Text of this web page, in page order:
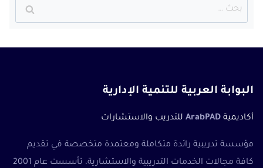
البحث
عن:
البوابة العربية للتنمية الإدارية
أكاديمية ArabPAD للتدريب والاستشارات
مؤسسة تدريبية رائدة متكاملة ومعتمدة متخصصة في تقديم
كافة مجالات الخدمات التدريبية والاستشارية، تأسست عام 2001